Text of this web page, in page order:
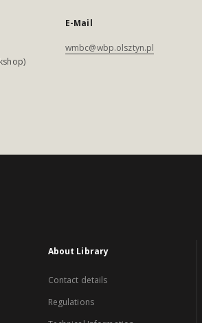
E-Mail
wmbc@wbp.olsztyn.pl
About Library
Contact details
Regulations